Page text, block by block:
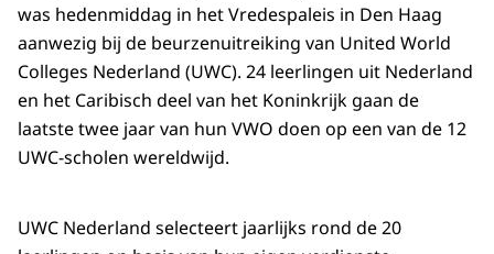
was hedenmiddag in het Vredespaleis in Den Haag
aanwezig bij de beurzenuitreiking van United World
Colleges Nederland (UWC). 24 leerlingen uit Nederland
en het Caribisch deel van het Koninkrijk gaan de
laatste twee jaar van hun VWO doen op een van de 12
UWC-scholen wereldwijd.
UWC Nederland selecteert jaarlijks rond de 20